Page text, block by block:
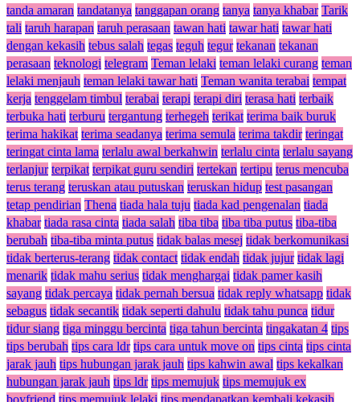
tanda amaran tandatanya tanggapan orang tanya tanya khabar Tarik
tali taruh harapan taruh perasaan tawan hati tawar hati tawar hati
dengan kekasih tebus salah tegas teguh tegur tekanan tekanan
perasaan teknologi telegram Teman lelaki teman lelaki curang teman
lelaki menjauh teman lelaki tawar hati Teman wanita terabai tempat
kerja tenggelam timbul terabai terapi terapi diri terasa hati terbaik
terbuka hati terburu tergantung terhegeh terikat terima baik buruk
terima hakikat terima seadanya terima semula terima takdir teringat
teringat cinta lama terlalu awal berkahwin terlalu cinta terlalu sayang
terlanjur terpikat terpikat guru sendiri tertekan tertipu terus mencuba
terus terang teruskan atau putuskan teruskan hidup test pasangan
tetap pendirian Thena tiada hala tuju tiada kad pengenalan tiada
khabar tiada rasa cinta tiada salah tiba tiba tiba tiba putus tiba-tiba
berubah tiba-tiba minta putus tidak balas mesej tidak berkomunikasi
tidak berterus-terang tidak contact tidak endah tidak jujur tidak lagi
menarik tidak mahu serius tidak menghargai tidak pamer kasih
sayang tidak percaya tidak pernah bersua tidak reply whatsapp tidak
sebagus tidak secantik tidak seperti dahulu tidak tahu punca tidur
tidur siang tiga minggu bercinta tiga tahun bercinta tingakatan 4 tips
tips berubah tips cara ldr tips cara untuk move on tips cinta tips cinta
jarak jauh tips hubungan jarak jauh tips kahwin awal tips kekalkan
hubungan jarak jauh tips ldr tips memujuk tips memujuk ex
boyfriend tips memujuk lelaki tips mendapatkan kembali kekasih